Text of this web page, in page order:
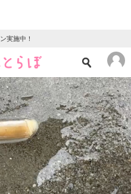
実施中！
ニュース
クイズ
地域
教育・育児
リサーチ